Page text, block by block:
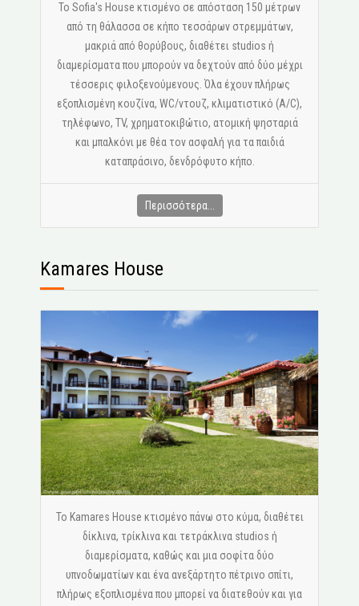
Το Sofia's House κτισμένο σε απόσταση 150 μέτρων
από τη θάλασσα σε κήπο τεσσάρων στρεμμάτων,
μακριά από θορύβους, διαθέτει studios ή
διαμερίσματα που μπορούν να δεχτούν από δύο μέχρι
τέσσερις φιλοξενούμενους. Όλα έχουν πλήρως
εξοπλισμένη κουζίνα, WC/ντουζ, κλιματιστικό (A/C),
τηλέφωνο, ΤV, χρηματοκιβώτιο, ατομική ψησταριά
και μπαλκόνι με θέα τον ασφαλή για τα παιδιά
καταπράσινο, δενδρόφυτο κήπο.
Περισσότερα...
Kamares House
Το Kamares House κτισμένο πάνω στο κύμα, διαθέτει
δίκλινα, τρίκλινα και τετράκλινα studios ή
διαμερίσματα, καθώς και μια σοφίτα δύο
υπνοδωματίων και ένα ανεξάρτητο πέτρινο σπίτι,
πλήρως εξοπλισμένα που μπορεί να διατεθούν και για